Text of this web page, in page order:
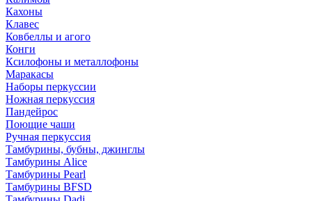
Кахоны
Клавес
Ковбеллы и агого
Конги
Ксилофоны и металлофоны
Маракасы
Наборы перкуссии
Ножная перкуссия
Пандейрос
Поющие чаши
Ручная перкуссия
Тамбурины, бубны, джинглы
Тамбурины Alice
Тамбурины Pearl
Тамбурины BFSD